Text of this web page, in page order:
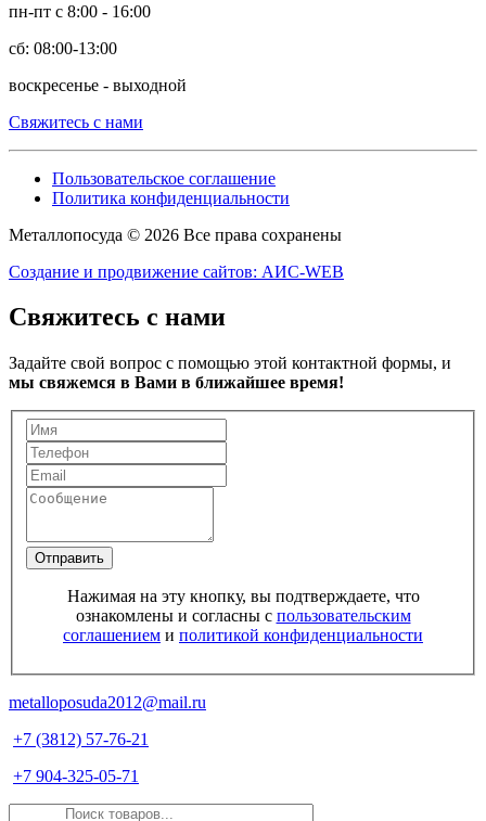
пн-пт с 8:00 - 16:00
сб: 08:00-13:00
воскресенье - выходной
Свяжитесь с нами
Пользовательское соглашение
Политика конфиденциальности
Металлопосуда © 2026 Все права сохранены
Создание и продвижение сайтов: АИС-WEB
Свяжитесь с нами
Задайте свой вопрос с помощью этой контактной формы, и
мы свяжемся в Вами в ближайшее время!
Отправить
Нажимая на эту кнопку, вы подтверждаете, что
ознакомлены и согласны с пользовательским
соглашением и политикой конфиденциальности
metalloposuda2012@mail.ru
+7 (3812) 57-76-21
+7 904-325-05-71